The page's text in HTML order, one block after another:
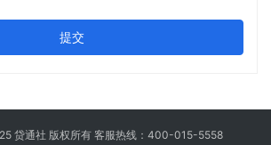
提交
贷通社 版权所有 客服热线：400-015-5558